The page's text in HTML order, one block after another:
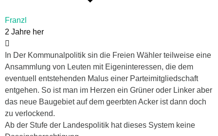
Franzl
2 Jahre her
In Der Kommunalpolitik sin die Freien Wähler teilweise eine
Ansammlung von Leuten mit Eigeninteressen, die dem
eventuell entstehenden Malus einer Parteimitgliedschaft
entgehen. So ist man im Herzen ein Grüner oder Linker aber
das neue Baugebiet auf dem geerbten Acker ist dann doch
zu verlockend.
Ab der Stufe der Landespolitik hat dieses System keine